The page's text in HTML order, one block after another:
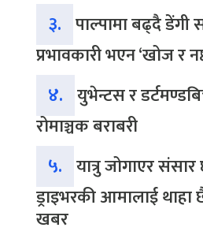
३. पाल्पामा बढ्दै डेंगी
प्रभावकारी भएन ‘खोज र
४. युभेन्टस र
रोमाञ्चक बराबरी
५. यात्रु जोगाएर
ड्राइभरकी आमालाई
खबर